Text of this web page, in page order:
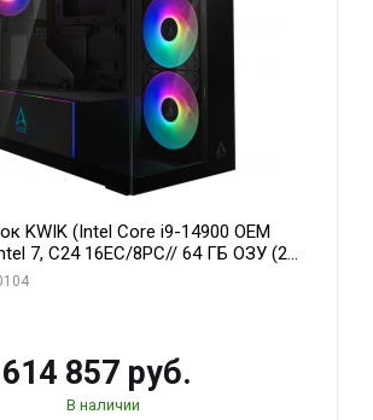
KWIK (Intel Core i9-14900 OEM
7, C24 16EC/8PC// 64 ГБ ОЗУ (2
24GB GDDR6X 384-Bit 3xDP
614 857 руб.
В наличии